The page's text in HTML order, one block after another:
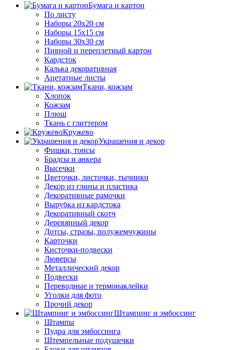
Бумага и картон
По листу
Наборы 20х20 см
Наборы 15х15 см
Наборы 30х30 см
Пивной и переплетный картон
Кардсток
Калька декоративная
Ацетатные листы
Ткани, кожзам
Хлопок
Кожзам
Плюш
Ткань с глиттером
Кружево
Украшения и декор
Фишки, топсы
Брадсы и анкера
Высечки
Цветочки, листочки, тычинки
Декор из глины и пластика
Декоративные рамочки
Вырубка из кардстока
Декоративный скотч
Деревянный декор
Дотсы, стразы, полужемчужины
Карточки
Кисточки-подвески
Люверсы
Металлический декор
Подвески
Переводные и термонаклейки
Уголки для фото
Прочий декор
Штампинг и эмбоссинг
Штампы
Пудра для эмбоссинга
Штемпельные подушечки